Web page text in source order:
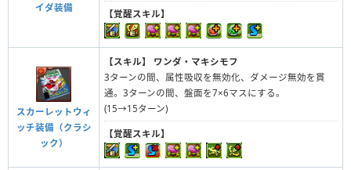
イダ装備
【覚醒スキル】
スカーレットウィ
ッチ装備（クラシ
ック）
【スキル】
ワンダ・マキシモフ
3ターンの間、属性吸収を無効化、ダメージ無効を貫
通。3ターンの間、盤面を7×6マスにする。
(15→15ターン)
【覚醒スキル】